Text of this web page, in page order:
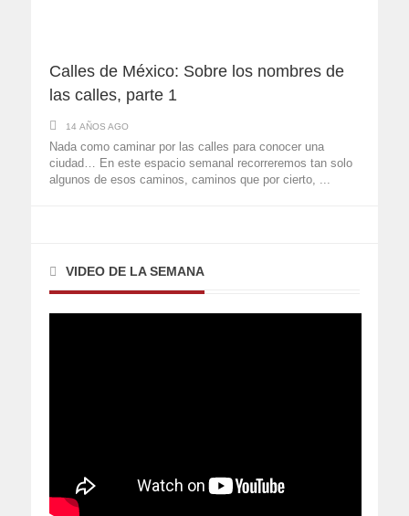
Calles de México: Sobre los nombres de
las calles, parte 1
14 AÑOS AGO
Nada como caminar por las calles para conocer una
ciudad… En este espacio semanal recorreremos tan solo
algunos de esos caminos, caminos que por cierto, ...
VIDEO DE LA SEMANA